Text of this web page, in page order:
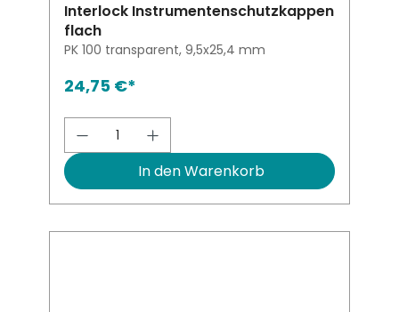
Interlock Instrumentenschutzkappen
flach
PK 100 transparent, 9,5x25,4 mm
24,75 €*
Produkt Anzahl: Gib den
In den Warenkorb